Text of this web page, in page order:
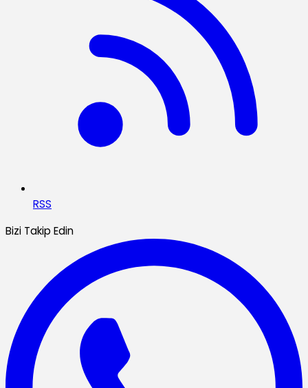
RSS
Bizi Takip Edin